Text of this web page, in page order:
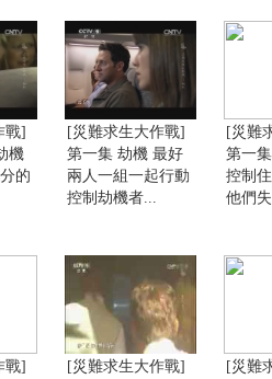
戰]
機
的
[災難求生大作戰]
第一集 劫機 最好
兩人一組一起行動
控制劫機者...
[災難
第一
控制
他們
戰]
[災難求生大作戰]
[災難